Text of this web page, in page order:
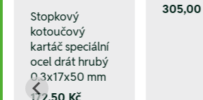
Stopkový
kotoučový
kartáč speciální
ocel drát hrubý
0.3x17x50 mm
305,00